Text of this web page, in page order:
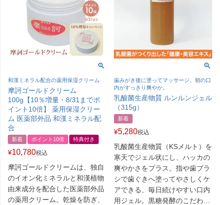
和漢ミネラル配合の薬用保湿クリーム
摩訶ゴールドクリーム
100g【10％増量・8/31までポ
イント10倍】 薬用保湿クリー
ム 医薬部外品 和漢ミネラル配
合
新着 ポイント10倍 特典付き
¥10,780税込
摩訶ゴールドクリームは、独自
のイオン化ミネラルと和漢植物
由来成分を配合した医薬部外品
の薬用クリーム。乾燥を防ぎ、
歯みがき後に塗ってマッサージ。朝の口
内がすっきり爽やか。
乳酸菌生産物質 ルンルンジェル
（315g）
新着
¥5,280税込
乳酸菌生産物質（KSメルト）を
寒天でジェル状にし、ハッカの
爽やかさをプラス。指や歯ブラ
シで歯ぐきへ塗ってやさしくケ
アできる、毎日続けやすい口内
用ジェル。黒糖発酵のこだわり